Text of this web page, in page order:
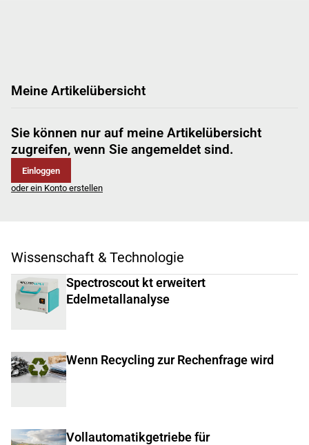
Meine Artikelübersicht
Sie können nur auf meine Artikelübersicht
zugreifen, wenn Sie angemeldet sind.
Einloggen
oder ein Konto erstellen
Wissenschaft & Technologie
Spectroscout kt erweitert
Edelmetallanalyse
Wenn Recycling zur Rechenfrage wird
Vollautomatikgetriebe für